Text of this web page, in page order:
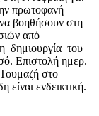
πρωτοφανή
βοηθήσουν στη
από
δημιουργία του
Επιστολή ημερ.
στο
ενδεικτική.